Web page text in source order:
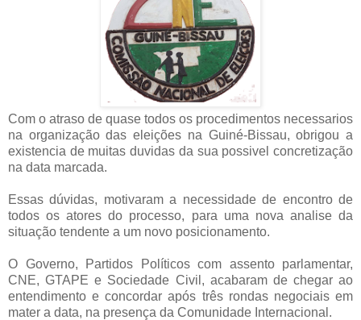
Com o atraso de quase todos os procedimentos necessarios
na organização das eleições na Guiné-Bissau, obrigou a
existencia de muitas duvidas da sua possivel concretização
na data marcada.
Essas dúvidas, motivaram a necessidade de encontro de
todos os atores do processo, para uma nova analise da
situação tendente a um novo posicionamento.
O Governo, Partidos Políticos com assento parlamentar,
CNE, GTAPE e Sociedade Civil, acabaram de chegar ao
entendimento e concordar após três rondas negociais em
mater a data, na presença da Comunidade Internacional.